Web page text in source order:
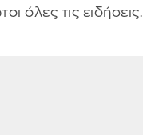
όλες τις ειδήσεις.